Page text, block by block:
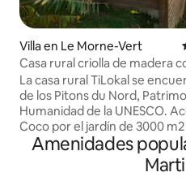
Villa en Le Morne-Vert
Casa rural criolla de madera
para 4 personas - TiLokal
La casa rural TiLokal se
de los Pitons du Nord,
Humanidad de la UNESCO.
Coco por el jardín de 3000
con árboles y flores locales.
medio de la selva tropical.
necesidad de aire
Amenidades